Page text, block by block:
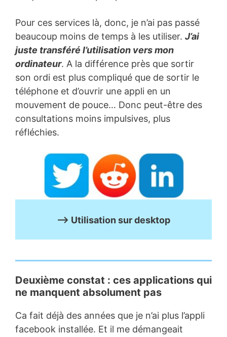
Pour ces services là, donc, je n’ai pas passé
beaucoup moins de temps à les utiliser. J’ai
juste transféré l’utilisation vers mon
ordinateur. A la différence près que sortir
son ordi est plus compliqué que de sortir le
téléphone et d’ouvrir une appli en un
mouvement de pouce… Donc peut-être des
consultations moins impulsives, plus
réfléchies.
–> Utilisation sur desktop
Deuxième constat : ces applications qui
ne manquent absolument pas
Ca fait déjà des années que je n’ai plus l’appli
facebook installée. Et il me démangeait